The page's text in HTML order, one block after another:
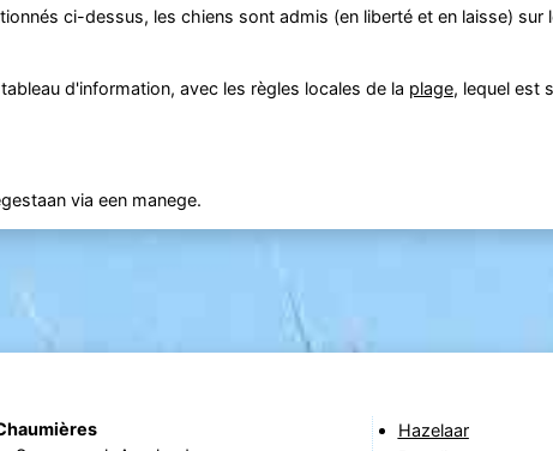
ci-dessus, les chiens sont admis (en liberté et en laisse) sur
d'information, avec les règles locales de la plage, lequel est
via een manege.
Hazelaar